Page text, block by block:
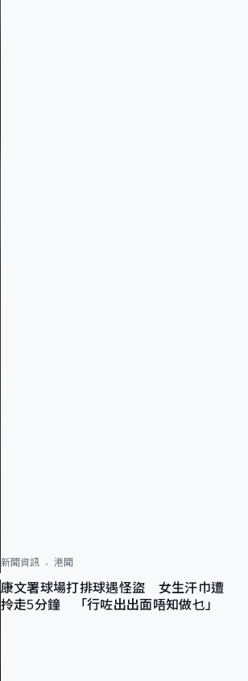
新聞資訊 港聞
康文署球場打排球遇怪盜 女生汗巾遭
拎走5分鐘 「行咗出出面唔知做乜」